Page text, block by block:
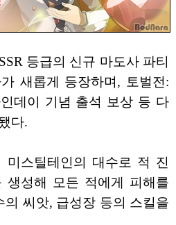
등급의 신규 마도사 파티
새롭게 등장하며, 토벌전:
데이 기념 출석 보상 등 다
다.
미스틸테인의 대수로 적 진
생성해 모든 적에게 피해를
의 씨앗, 급성장 등의 스킬을